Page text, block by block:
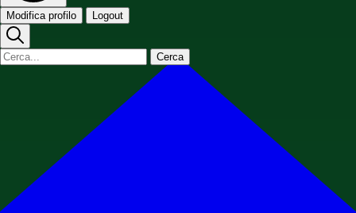
Modifica profilo Logout
Cerca